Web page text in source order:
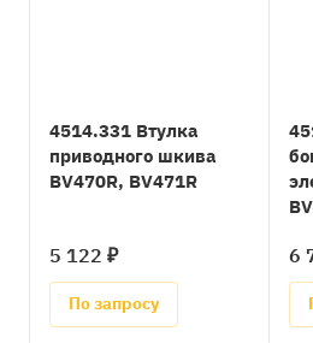
4514.331 Втулка
приводного шкива
BV470R, BV471R
5 122 ₽
По запросу
6